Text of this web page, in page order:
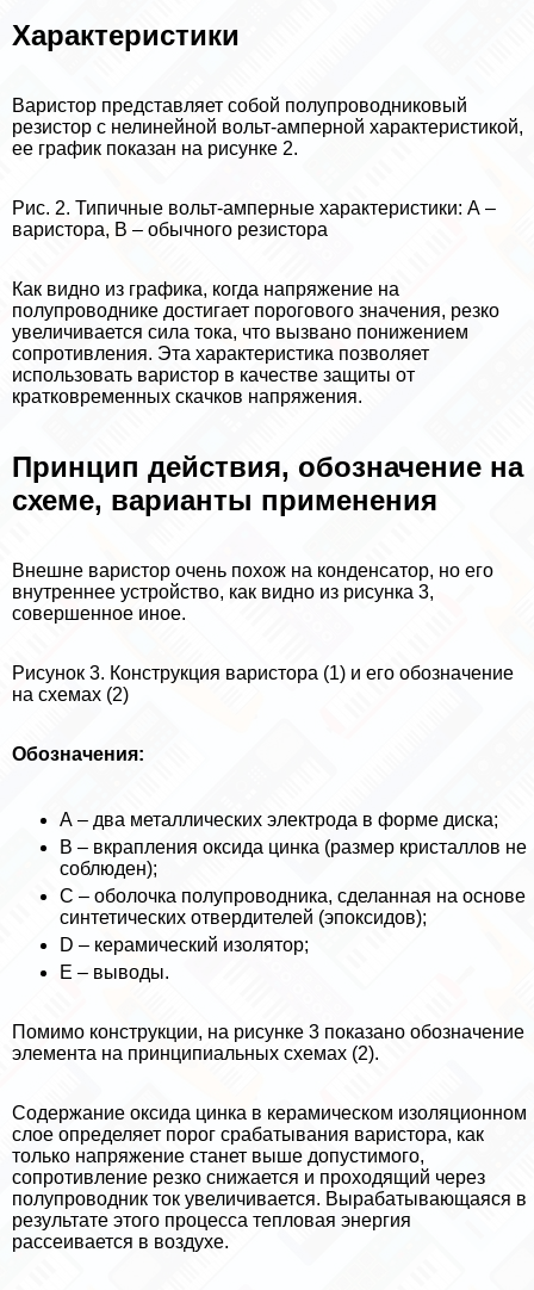
Хаpaктеристики
Варистор представляет собой полупроводниковый
резистор с нелинейной вольт-амперной хаpaктеристикой,
ее график показан на рисунке 2.
Рис. 2. Типичные вольт-амперные хаpaктеристики: А –
варистора, В – обычного резистора
Как видно из графика, когда напряжение на
полупроводнике достигает порогового значения, резко
увеличивается сила тока, что вызвано понижением
сопротивления. Эта хаpaктеристика позволяет
использовать варистор в качестве защиты от
кратковременных скачков напряжения.
Принцип действия, обозначение на
схеме, варианты применения
Внешне варистор очень похож на конденсатор, но его
внутреннее устройство, как видно из рисунка 3,
совершенное иное.
Рисунок 3. Конструкция варистора (1) и его обозначение
на схемах (2)
Обозначения:
А – два металлических электрода в форме диска;
В – вкрапления оксида цинка (размер кристаллов не
соблюден);
С – оболочка полупроводника, сделанная на основе
синтетических отвердителей (эпоксидов);
D – керамический изолятор;
Е – выводы.
Помимо конструкции, на рисунке 3 показано обозначение
элемента на принципиальных схемах (2).
Содержание оксида цинка в керамическом изоляционном
слое определяет порог сpaбатывания варистора, как
только напряжение станет выше допустимого,
сопротивление резко снижается и проходящий через
полупроводник ток увеличивается. Выpaбатывающаяся в
результате этого процесса тепловая энергия
рассеивается в воздухе.